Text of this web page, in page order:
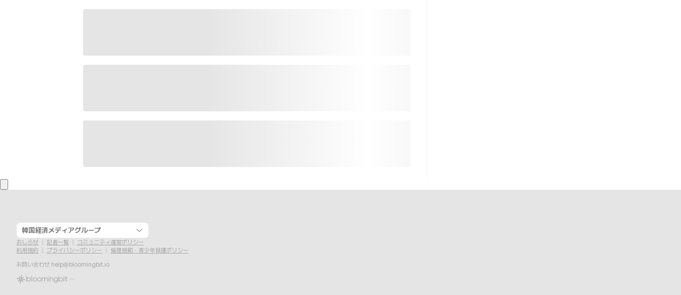
韓国経済メディアグループ
おしらせ 記者一覧
コミュニティ運営ポリシー
利用規約
プライバシーポリシー
倫理規範・青少年保護ポリシー
お問い合わせ help@bloomingbit.io